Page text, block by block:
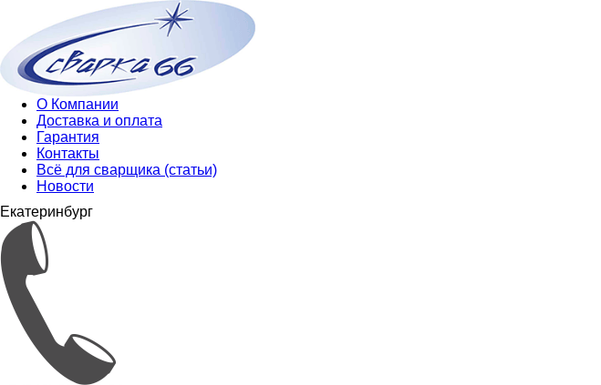
О Компании
Доставка и оплата
Гарантия
Контакты
Всё для сварщика (статьи)
Новости
Екатеринбург